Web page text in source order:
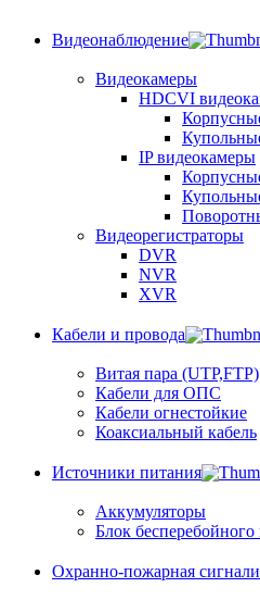
Видеонаблюдение
Видеокамеры
HDCVI
IP видеокамеры
Видеорегистраторы
DVR
NVR
XVR
Кабели и провода
Витая пара (UTP,FTP)
Кабели для ОПС
Кабели огнестойкие
Коаксиальный кабель
Источники питания
Аккумуляторы
Блок бесперебойного
Охранно-пожарная